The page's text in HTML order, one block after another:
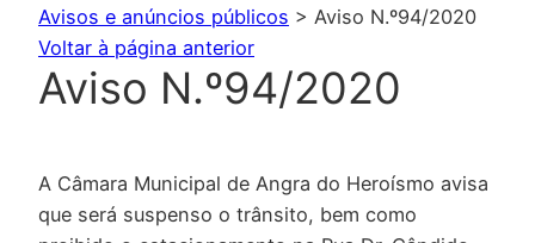
Avisos e anúncios públicos > Aviso N.º94/2020
Voltar à página anterior
Aviso N.º94/2020
A Câmara Municipal de Angra do Heroísmo avisa
que será suspenso o trânsito, bem como